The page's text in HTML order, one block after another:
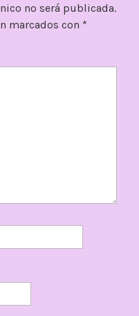
no será publicada.
marcados con *